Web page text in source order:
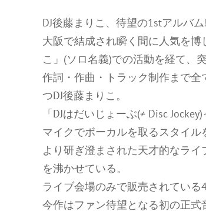
DJ後藤まりこ、待望の1stアルバム!
大阪で結成され瞬く間に人気を
こ」(ソロ名義)での活動を経て、
作詞・作曲・トラック制作まで全
つDJ後藤まりこ。
「DJはだいじょーぶ(≠ Disc
マイクでボーカルを取るスタイル
より研ぎ澄まされた天才的なラ
を沸かせている。
ライブ会場のみで販売されている
今作はファン待望となる初の正式